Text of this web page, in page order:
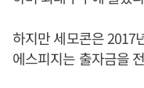
하지만 세모콘은 2017
에스피지는 출자금을